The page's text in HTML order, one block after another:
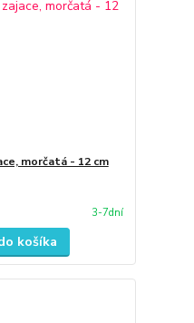
morčatá - 12 cm
3-7dní
košíka